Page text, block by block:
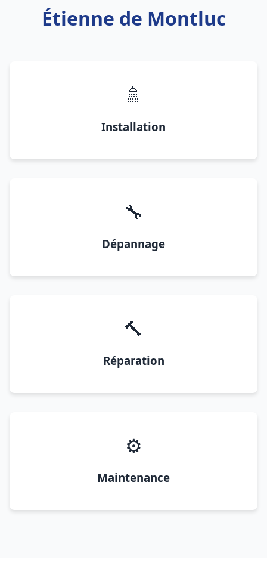
Étienne de Montluc
🚿
Installation
🔧
Dépannage
🔨
Réparation
⚙️
Maintenance